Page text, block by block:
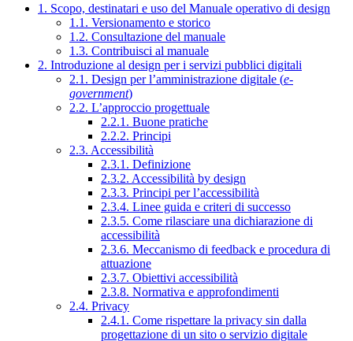
1. Scopo, destinatari e uso del Manuale operativo di design
1.1. Versionamento e storico
1.2. Consultazione del manuale
1.3. Contribuisci al manuale
2. Introduzione al design per i servizi pubblici digitali
2.1. Design per l’amministrazione digitale (e-
government)
2.2. L’approccio progettuale
2.2.1. Buone pratiche
2.2.2. Principi
2.3. Accessibilità
2.3.1. Definizione
2.3.2. Accessibilità by design
2.3.3. Principi per l’accessibilità
2.3.4. Linee guida e criteri di successo
2.3.5. Come rilasciare una dichiarazione di
accessibilità
2.3.6. Meccanismo di feedback e procedura di
attuazione
2.3.7. Obiettivi accessibilità
2.3.8. Normativa e approfondimenti
2.4. Privacy
2.4.1. Come rispettare la privacy sin dalla
progettazione di un sito o servizio digitale